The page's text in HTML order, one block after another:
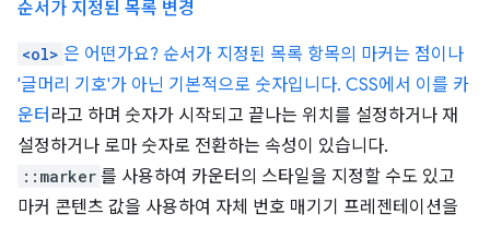
순서가 지정된 목록 변경
<ol> 은 어떤가요? 순서가 지정된 목록 항목의 마커는 점이나
'글머리 기호'가 아닌 기본적으로 숫자입니다. CSS에서 이를 카
운터 라고 하며 숫자가 시작되고 끝나는 위치를 설정하거나 재
설정하거나 로마 숫자로 전환하는 속성이 있습니다.
::marker 를 사용하여 카운터의 스타일을 지정할 수도 있고
마커 콘텐츠 값을 사용하여 자체 번호 매기기 프레젠테이션을